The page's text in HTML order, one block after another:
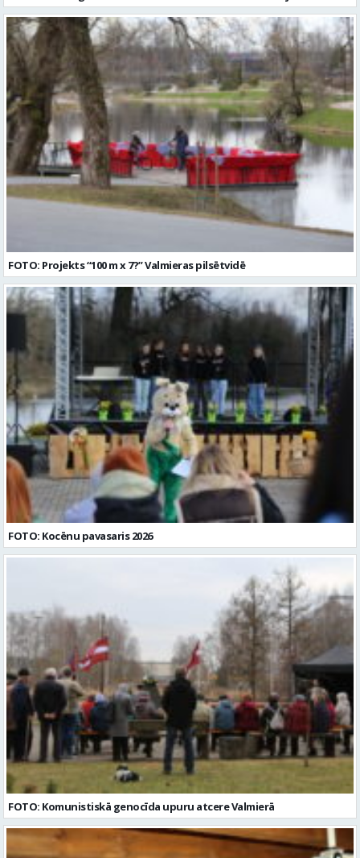
FOTO: Projekts “100 m x 7?” Valmieras pilsētvidē
FOTO: Kocēnu pavasaris 2026
FOTO: Komunistiskā genocīda upuru atcere Valmierā